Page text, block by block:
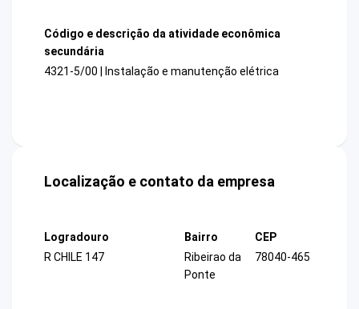
Código e descrição da atividade econômica
secundária
4321-5/00 | Instalação e manutenção elétrica
Localização e contato da empresa
Logradouro
R CHILE 147
Bairro
Ribeirao da
Ponte
CEP
78040-465